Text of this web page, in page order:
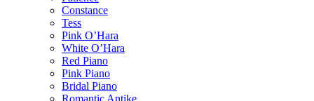
Constance
Tess
Pink O’Hara
White O’Hara
Red Piano
Pink Piano
Bridal Piano
Romantic Antike